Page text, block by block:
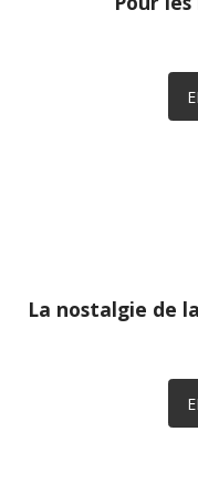
La nostalgie de